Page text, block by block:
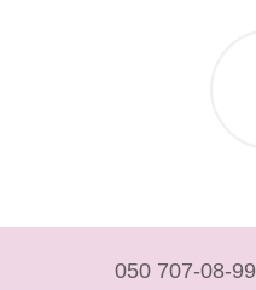
050 707-08-99